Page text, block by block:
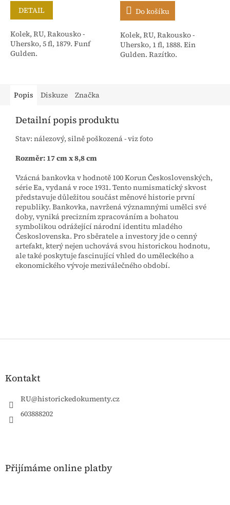
DETAIL
Kolek, RU, Rakousko -
Uhersko, 5 fl, 1879. Funf
Gulden.
Do košíku
Kolek, RU, Rakousko -
Uhersko, 1 fl, 1888. Ein
Gulden. Razítko.
Popis Diskuze Značka
Detailní popis produktu
Stav: nálezový, silně poškozená - viz foto
Rozměr: 17 cm x 8,8 cm
Vzácná bankovka v hodnotě 100 Korun Československých,
série Ea, vydaná v roce 1931. Tento numismatický skvost
představuje důležitou součást měnové historie první
republiky. Bankovka, navržená významnými umělci své
doby, vyniká precizním zpracováním a bohatou
symbolikou odrážející národní identitu mladého
Československa. Pro sběratele a investory jde o cenný
artefakt, který nejen uchovává svou historickou hodnotu,
ale také poskytuje fascinující vhled do uměleckého a
ekonomického vývoje meziválečného období.
Z
Kontakt
RU@historickedokumenty.cz
603888202
Přijímáme online platby